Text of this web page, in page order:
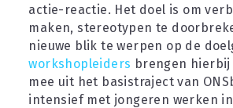
actie-reactie. Het doel is om
maken, stereotypen te
nieuwe blik te werpen op de
workshopleiders brengen
mee uit het basistraject van
intensief met jongeren werken